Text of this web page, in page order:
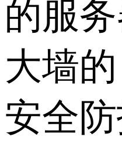
的服
大墙
安全